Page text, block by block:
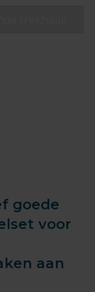
goede
voor
aan